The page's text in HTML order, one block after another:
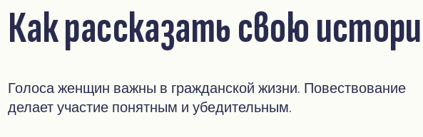
Как рассказать свою
Голоса женщин важны в гражданской жизни. Повествование
делает участие понятным и убедительным.